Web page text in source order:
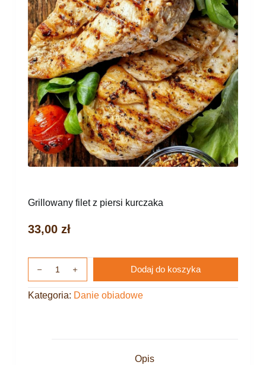
Grillowany filet z piersi kurczaka
33,00 zł
Dodaj do koszyka
Kategoria: Danie obiadowe
Opis